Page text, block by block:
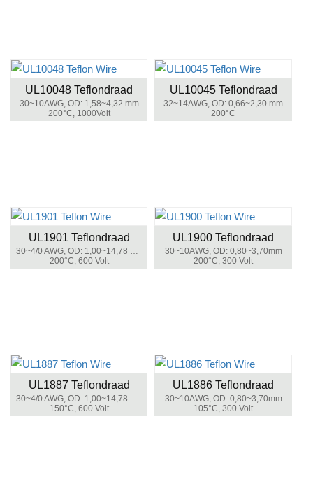
UL10048 Teflondraad
30~10AWG, OD: 1,58~4,32 mm
200°C, 1000Volt
UL10045 Teflondraad
32~14AWG, OD: 0,66~2,30 mm
200°C
UL1901 Teflondraad
30~4/0 AWG, OD: 1,00~14,78 mm
200°C, 600 Volt
UL1900 Teflondraad
30~10AWG, OD: 0,80~3,70mm
200°C, 300 Volt
UL1887 Teflondraad
30~4/0 AWG, OD: 1,00~14,78 mm
150°C, 600 Volt
UL1886 Teflondraad
30~10AWG, OD: 0,80~3,70mm
105°C, 300 Volt